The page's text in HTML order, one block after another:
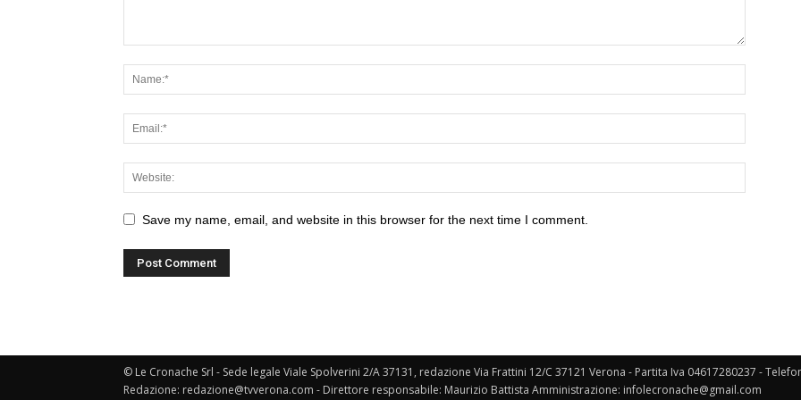
Save my name, email, and website in this browser for the next time I comment.
© Le Cronache Srl - Sede legale Viale Spolverini 2/A 37131, redazione Via Frattini 12/C 37121 Verona - Partita Iva 04617280237 -
Redazione: redazione@tvverona.com - Direttore responsabile: Maurizio Battista Amministrazione: infolecronache@gmail.com